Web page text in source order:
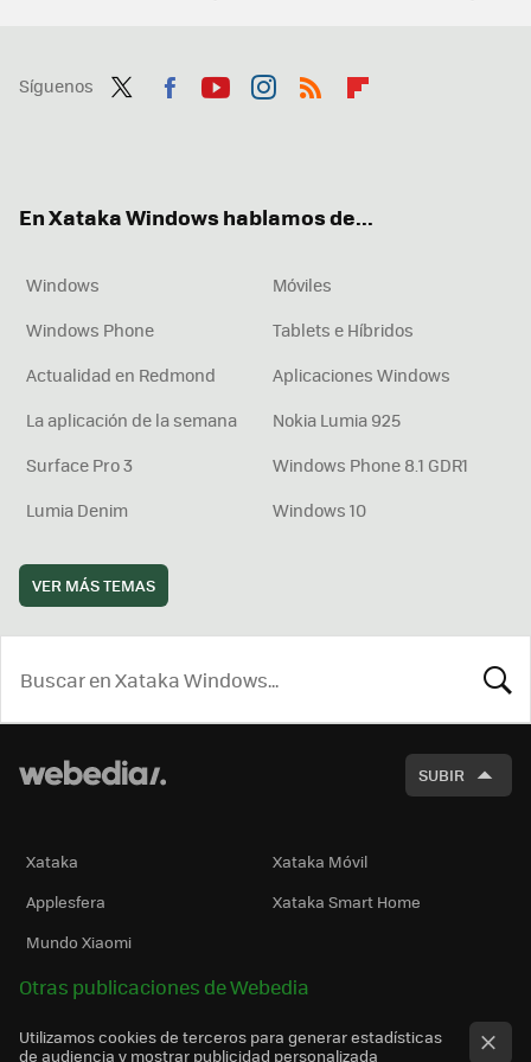
Síguenos
En Xataka Windows hablamos de...
Windows
Móviles
Windows Phone
Tablets e Híbridos
Actualidad en Redmond
Aplicaciones Windows
La aplicación de la semana
Nokia Lumia 925
Surface Pro 3
Windows Phone 8.1 GDR1
Lumia Denim
Windows 10
VER MÁS TEMAS
SUBIR
Xataka
Xataka Móvil
Applesfera
Xataka Smart Home
Mundo Xiaomi
Otras publicaciones de Webedia
Utilizamos cookies de terceros para generar estadísticas
de audiencia y mostrar publicidad personalizada